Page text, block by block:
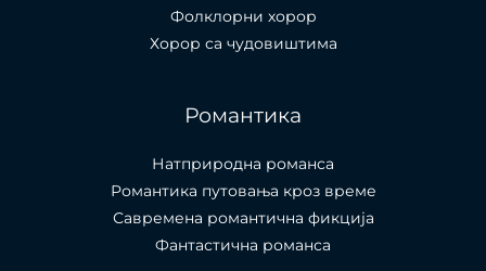
Фолклорни хорор
Хорор са чудовиштима
Романтика
Натприродна романса
Романтика путовања кроз време
Савремена романтична фикција
Фантастична романса